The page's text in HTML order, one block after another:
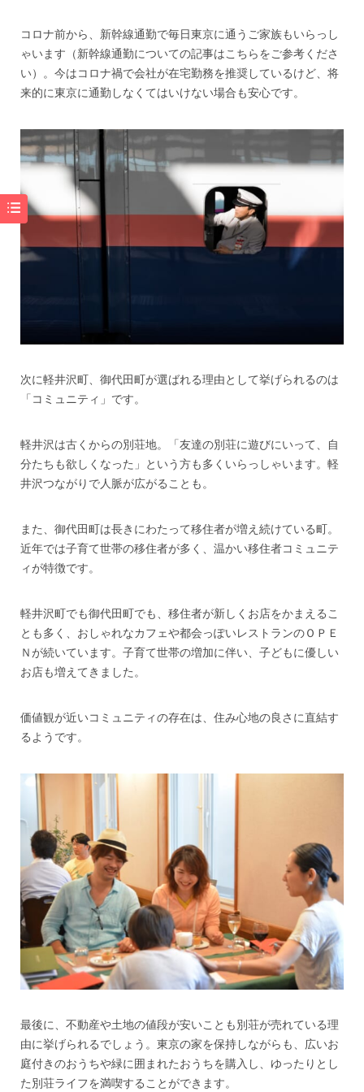
コロナ前から、新幹線通勤で毎日東京に通うご家族もいらっし
ゃいます（新幹線通勤についての記事はこちらをご参考くださ
い）。今はコロナ禍で会社が在宅勤務を推奨しているけど、将
来的に東京に通勤しなくてはいけない場合も安心です。
次に軽井沢町、御代田町が選ばれる理由として挙げられるのは
「コミュニティ」です。
軽井沢は古くからの別荘地。「友達の別荘に遊びにいって、自
分たちも欲しくなった」という方も多くいらっしゃいます。軽
井沢つながりで人脈が広がることも。
また、御代田町は長きにわたって移住者が増え続けている町。
近年では子育て世帯の移住者が多く、温かい移住者コミュニテ
ィが特徴です。
軽井沢町でも御代田町でも、移住者が新しくお店をかまえるこ
とも多く、おしゃれなカフェや都会っぽいレストランのＯＰＥ
Ｎが続いています。子育て世帯の増加に伴い、子どもに優しい
お店も増えてきました。
価値観が近いコミュニティの存在は、住み心地の良さに直結す
るようです。
最後に、不動産や土地の値段が安いことも別荘が売れている理
由に挙げられるでしょう。東京の家を保持しながらも、広いお
庭付きのおうちや緑に囲まれたおうちを購入し、ゆったりとし
た別荘ライフを満喫することができます。